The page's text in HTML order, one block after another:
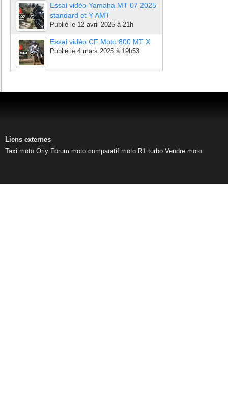
Essai vidéo Yamaha MT 07 2025
standard et Y AMT
Publié le 12 avril 2025 à 21h
Essai vidéo CF Moto 800 MT X
Publié le 4 mars 2025 à 19h53
Liens externes
Taxi moto Orly Forum moto comparatif moto R1 turbo Vendre moto